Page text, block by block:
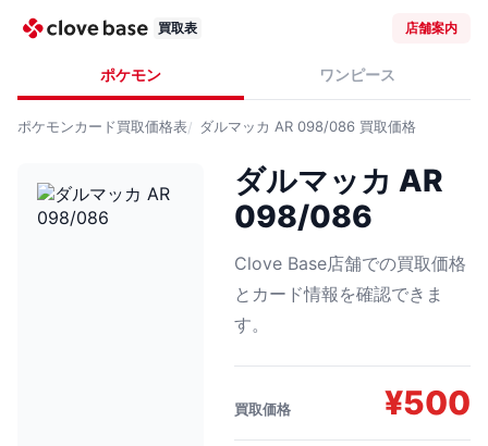
買取表 店舗案内
ポケモン ワンピース
ポケモンカード買取価格表 ダルマッカ AR 098/086 買取価格
ダルマッカ AR
098/086
Clove Base店舗での買取価格
とカード情報を確認できま
す。
買取価格 ¥500